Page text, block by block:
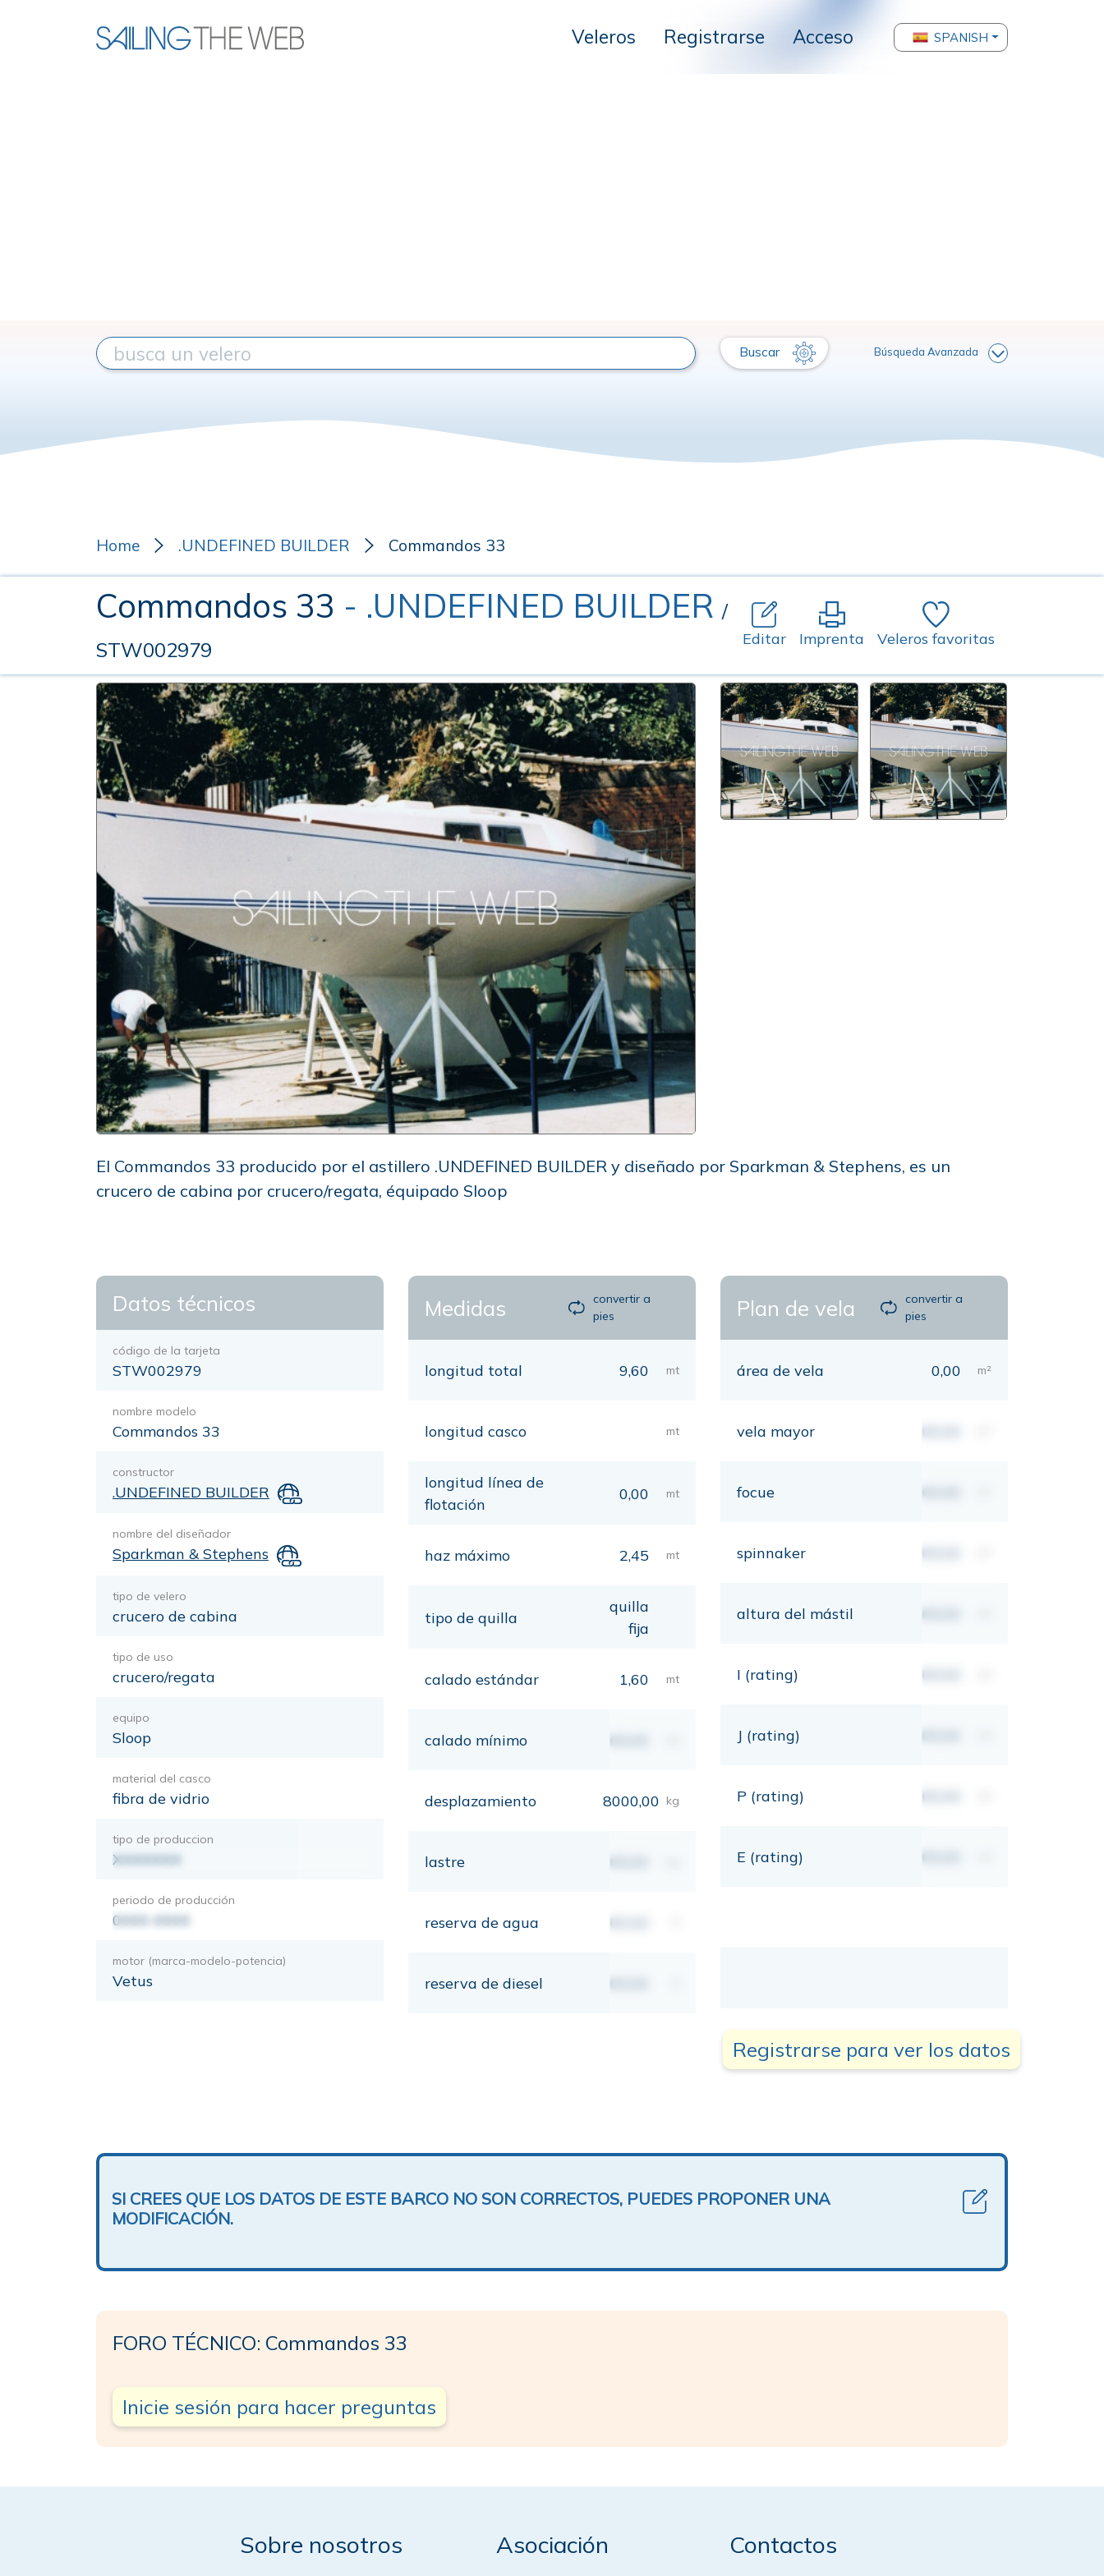
Veleros Registrarse Acceso SPANISH
Buscar Búsqueda Avanzada
Home .UNDEFINED BUILDER Commandos 33
Commandos 33 - .UNDEFINED BUILDER /
STW002979
Editar Imprenta Veleros favoritas
El Commandos 33 producido por el astillero .UNDEFINED BUILDER y diseñado por Sparkman & Stephens, es un
crucero de cabina por crucero/regata, équipado Sloop
Datos técnicos
código de la tarjeta
STW002979
nombre modelo
Commandos 33
constructor
.UNDEFINED BUILDER
nombre del diseñador
Sparkman & Stephens
tipo de velero
crucero de cabina
tipo de uso
crucero/regata
equipo
Sloop
material del casco
fibra de vidrio
tipo de produccion
XXXXXXX
periodo de producción
0000-0000
motor (marca-modelo-potencia)
Vetus
Medidas
convertir a
pies
longitud total 9,60 mt
longitud casco mt
longitud línea de
flotación
0,00 mt
haz máximo 2,45 mt
tipo de quilla
quilla
fija
calado estándar 1,60 mt
calado mínimo 00,00
desplazamiento 8000,00 kg
lastre 00,00
reserva de agua 00,00
reserva de diesel 00,00
Plan de vela
convertir a
pies
área de vela 0,00 m²
vela mayor 00,00
focue 00,00
spinnaker 00,00
altura del mástil 00,00
I (rating) 00,00
J (rating) 00,00
P (rating) 00,00
E (rating) 00,00
Registrarse para ver los datos
SI CREES QUE LOS DATOS DE ESTE BARCO NO SON CORRECTOS, PUEDES PROPONER UNA
MODIFICACIÓN.
FORO TÉCNICO: Commandos 33
Inicie sesión para hacer preguntas
Sobre nosotros Asociación Contactos